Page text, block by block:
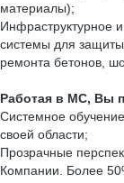
материалы);
Инфраструктурное
системы для
ремонта бетонов,
Работая в МС, Вы
Системное
своей области;
Прозрачные
Компании. Более